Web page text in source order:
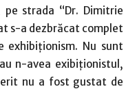
strada “Dr. Dimitrie
s-a dezbrăcat complet
Nu sunt
n-avea exibiționistul,
nu a fost gustat de